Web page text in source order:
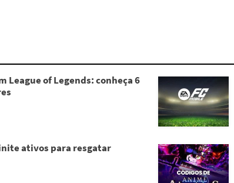
League of Legends: conheça 6
ativos para resgatar